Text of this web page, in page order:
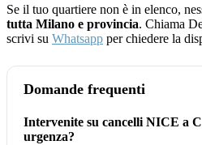
Se il tuo quartiere non è in elenco,
tutta Milano e provincia. Chiama
scrivi su Whatsapp per chiedere la
Domande frequenti
Intervenite su cancelli NICE a
urgenza?